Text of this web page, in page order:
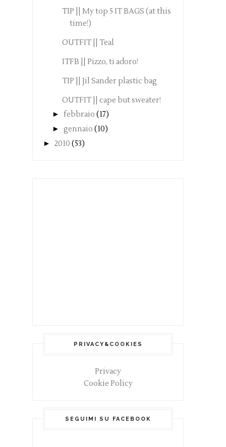
TIP || My top 5 IT BAGS (at this
time!)
OUTFIT || Teal
ITFB || Pizzo, ti adoro!
TIP || Jil Sander plastic bag
OUTFIT || cape but sweater!
► febbraio (17)
► gennaio (10)
► 2010 (53)
PRIVACY&COOKIES
Privacy
Cookie Policy
SEGUIMI SU FACEBOOK